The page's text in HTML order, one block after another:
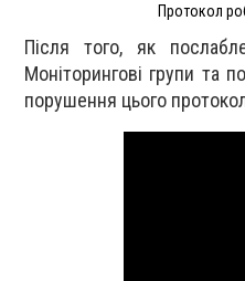
Протокол
Після того, як
Моніторингові групи та
порушення цього